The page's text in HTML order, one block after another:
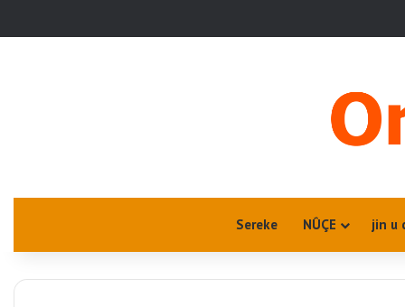
Sereke NÛÇE jin u